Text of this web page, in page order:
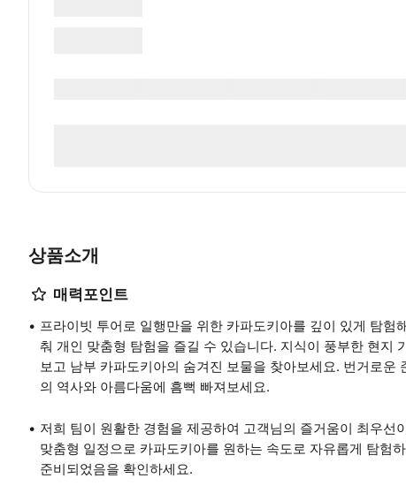
상품소개
매력포인트
프라이빗 투어로 일행만을 위한 카파도키아를 깊이 있게 탐
춰 개인 맞춤형 탐험을 즐길 수 있습니다. 지식이 풍부한 현지
보고 남부 카파도키아의 숨겨진 보물을 찾아보세요. 번거로
의 역사와 아름다움에 흠뻑 빠져보세요.
저희 팀이 원활한 경험을 제공하여 고객님의 즐거움이 최우
맞춤형 일정으로 카파도키아를 원하는 속도로 자유롭게 탐험
준비되었음을 확인하세요.